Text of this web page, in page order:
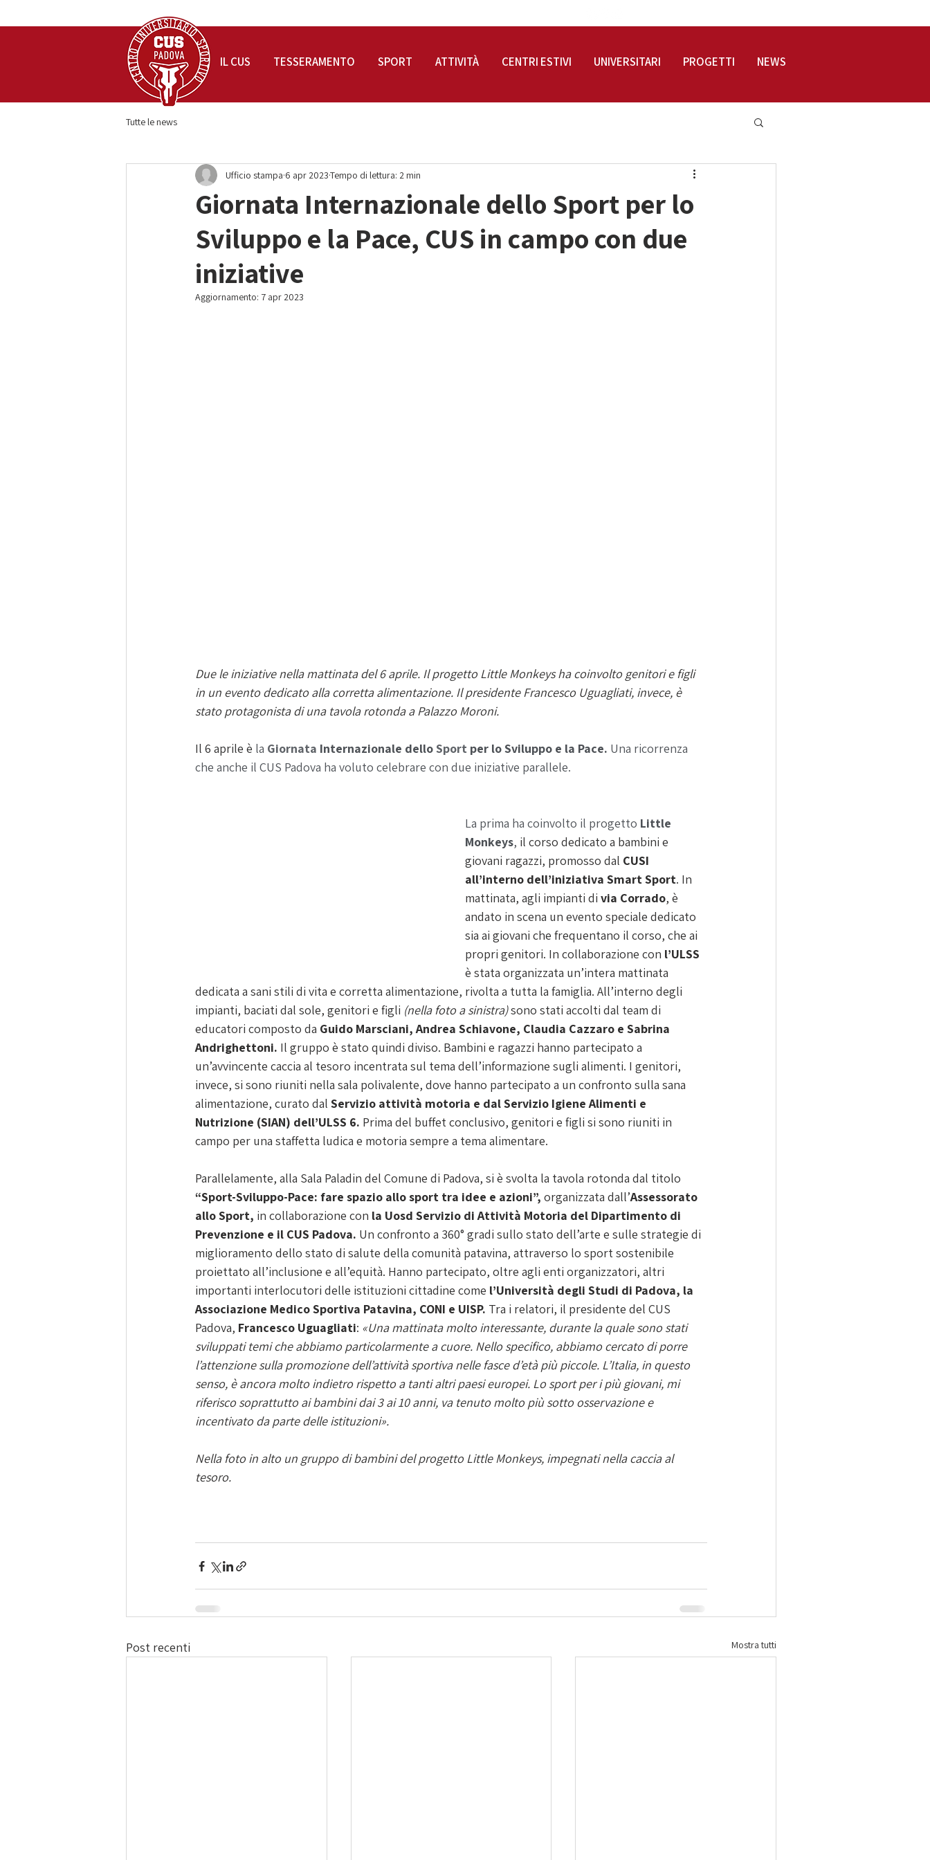
Tutte le news
Giornata Internazionale dello Sport per lo
Sviluppo e la Pace, CUS in campo con due
iniziative
Ufficio stampa 6 apr 2023Tempo di lettura: 2 min
Aggiornamento: 7 apr 2023
Due le iniziative nella mattinata del 6 aprile. Il progetto Little Monkeys ha coinvolto genitori e figli
in un evento dedicato alla corretta alimentazione. Il presidente Francesco Uguagliati, invece, è
stato protagonista di una tavola rotonda a Palazzo Moroni.
Il 6 aprile è la Giornata Internazionale dello Sport per lo Sviluppo e la Pace. Una ricorrenza
che anche il CUS Padova ha voluto celebrare con due iniziative parallele.
La prima ha coinvolto il progetto Little
Monkeys, il corso dedicato a bambini e
giovani ragazzi, promosso dal CUSI
all’interno dell’iniziativa Smart Sport. In
mattinata, agli impianti di via Corrado, è
andato in scena un evento speciale dedicato
sia ai giovani che frequentano il corso, che ai
propri genitori. In collaborazione con l’ULSS
è stata organizzata un’intera mattinata
dedicata a sani stili di vita e corretta alimentazione, rivolta a tutta la famiglia. All’interno degli
impianti, baciati dal sole, genitori e figli (nella foto a sinistra) sono stati accolti dal team di
educatori composto da Guido Marsciani, Andrea Schiavone, Claudia Cazzaro e Sabrina
Andrighettoni. Il gruppo è stato quindi diviso. Bambini e ragazzi hanno partecipato a
un’avvincente caccia al tesoro incentrata sul tema dell’informazione sugli alimenti. I genitori,
invece, si sono riuniti nella sala polivalente, dove hanno partecipato a un confronto sulla sana
alimentazione, curato dal Servizio attività motoria e dal Servizio Igiene Alimenti e
Nutrizione (SIAN) dell’ULSS 6. Prima del buffet conclusivo, genitori e figli si sono riuniti in
campo per una staffetta ludica e motoria sempre a tema alimentare.
Parallelamente, alla Sala Paladin del Comune di Padova, si è svolta la tavola rotonda dal titolo
“Sport-Sviluppo-Pace: fare spazio allo sport tra idee e azioni”, organizzata dall’Assessorato
allo Sport, in collaborazione con la Uosd Servizio di Attività Motoria del Dipartimento di
Prevenzione e il CUS Padova. Un confronto a 360° gradi sullo stato dell’arte e sulle strategie di
miglioramento dello stato di salute della comunità patavina, attraverso lo sport sostenibile
proiettato all’inclusione e all’equità. Hanno partecipato, oltre agli enti organizzatori, altri
importanti interlocutori delle istituzioni cittadine come l’Università degli Studi di Padova, la
Associazione Medico Sportiva Patavina, CONI e UISP. Tra i relatori, il presidente del CUS
Padova, Francesco Uguagliati: «Una mattinata molto interessante, durante la quale sono stati
sviluppati temi che abbiamo particolarmente a cuore. Nello specifico, abbiamo cercato di porre
l’attenzione sulla promozione dell’attività sportiva nelle fasce d’età più piccole. L’Italia, in questo
senso, è ancora molto indietro rispetto a tanti altri paesi europei. Lo sport per i più giovani, mi
riferisco soprattutto ai bambini dai 3 ai 10 anni, va tenuto molto più sotto osservazione e
incentivato da parte delle istituzioni».
Nella foto in alto un gruppo di bambini del progetto Little Monkeys, impegnati nella caccia al
tesoro.
Post recenti Mostra tutti
IL CUS TESSERAMENTO SPORT ATTIVITÀ CENTRI ESTIVI UNIVERSITARI PROGETTI NEWS